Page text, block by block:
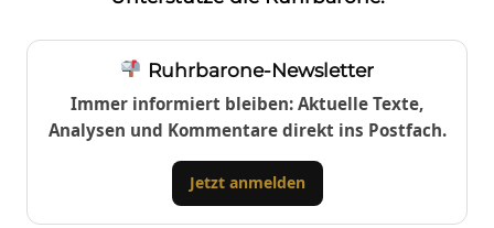
Ruhrbarone-Newsletter
Immer informiert bleiben: Aktuelle Texte,
Analysen und Kommentare direkt ins Postfach.
Jetzt anmelden